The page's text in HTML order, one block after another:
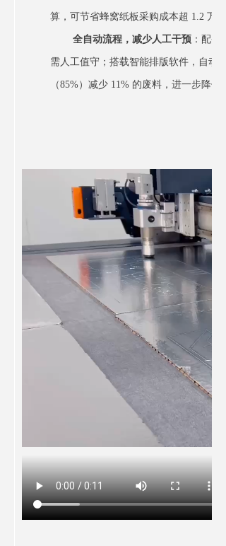
算，可节省蜂窝纸板采购成本超 1.2 万元
全自动流程，减少人工干预 ：配
需人工值守；搭载智能排版软件，自动
（85%）减少 11% 的废料，进一步降低